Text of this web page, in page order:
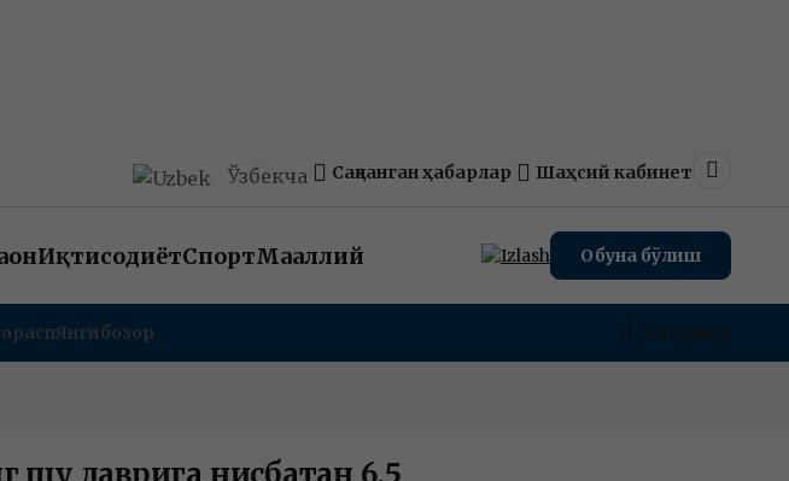
Ўзбекча Сақланган ҳабарлар Шаҳсий кабинет Dark
ИқтисодиётСпортМаҳаллий Обуна бўлиш
Янгибозор